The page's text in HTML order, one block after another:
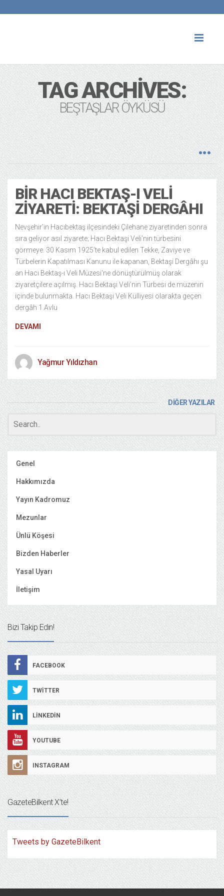
TAG ARCHIVES:
BEŞTAŞLAR ÖYKÜSÜ
BIR HACI BEKTAŞ-I VELI
ZIYARETI: BEKTAŞI DERGÂHI
Nevşehir’in Hacıbektaş ilçesindeki Çilehane ziyaretinden sonra
sıra geliyor asıl ziyarete; Hacı Bektaşi Veli’nin türbesini
görmeye. 30 Kasım 1925’te kabul edilen Tekke, Zaviye ve
Türbelerin Kapatılması Kanunu ile kapanan, Bektaşi Dergâhı şu
an Hacı Bektaş-ı Veli Müzesi‘ne dönüştürülmüş olarak
ziyaretçilere açılmış. Hacı Bektaşi Veli’nin Türbesi de müzenin
içinde bulunmakta. Hacı Bektaşi Veli Külliyesi olarakta geçen
dergâh 1.Avlu
DEVAMI
Yağmur Yıldızhan
DİĞER YAZILAR
Genel
Hakkımızda
Yayın Kadromuz
Mezunlar
Ünlü Köşesi
Bizden Haberler
Yasal Uyarı
İletişim
Bizi Takip Edin!
FACEBOOK
TWITTER
LINKEDIN
YOUTUBE
INSTAGRAM
GazeteBilkent X’te!
Tweets by GazeteBilkent